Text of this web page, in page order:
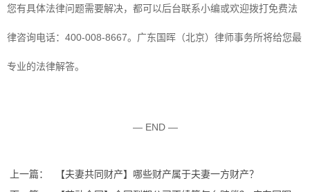
您有具体法律问题需要解决，都可以后台联系小编或欢迎拨打免费法
律咨询电话：400-008-8667。广东国晖（北京）律师事务所将给您最
专业的法律解答。
— END —
上一篇：
【夫妻共同财产】哪些财产属于夫妻一方财产？